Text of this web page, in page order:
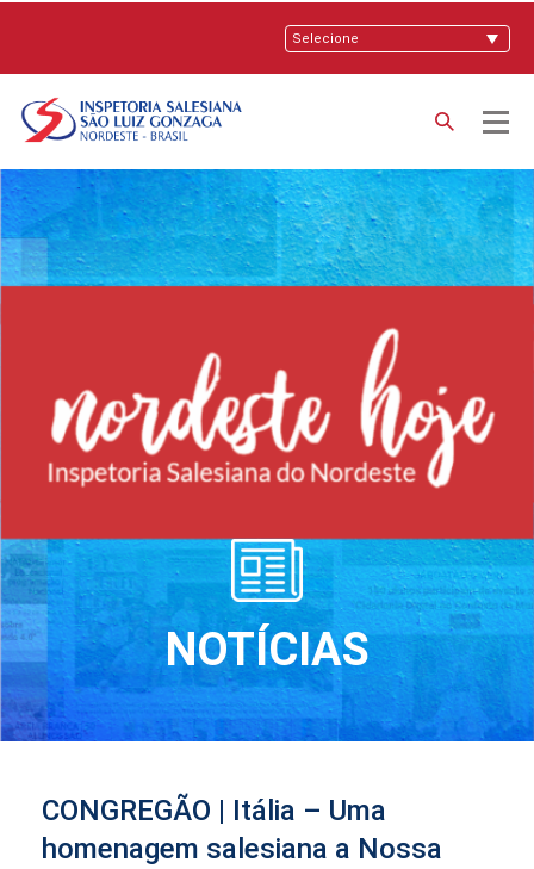
NOTÍCIAS
CONGREGÃO | Itália – Uma
homenagem salesiana a Nossa